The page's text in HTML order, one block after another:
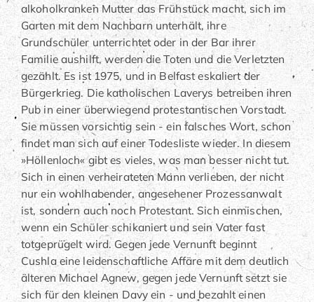
alkoholkranken Mutter das Frühstück macht, sich im
Garten mit dem Nachbarn unterhält, ihre
Grundschüler unterrichtet oder in der Bar ihrer
Familie aushilft, werden die Toten und die Verletzten
gezählt. Es ist 1975, und in Belfast eskaliert der
Bürgerkrieg. Die katholischen Laverys betreiben ihren
Pub in einer überwiegend protestantischen Vorstadt.
Sie müssen vorsichtig sein - ein falsches Wort, schon
findet man sich auf einer Todesliste wieder. In diesem
»Höllenloch« gibt es vieles, was man besser nicht tut.
Sich in einen verheirateten Mann verlieben, der nicht
nur ein wohlhabender, angesehener Prozessanwalt
ist, sondern auch noch Protestant. Sich einmischen,
wenn ein Schüler schikaniert und sein Vater fast
totgeprügelt wird. Gegen jede Vernunft beginnt
Cushla eine leidenschaftliche Affäre mit dem deutlich
älteren Michael Agnew, gegen jede Vernunft setzt sie
sich für den kleinen Davy ein - und bezahlt einen